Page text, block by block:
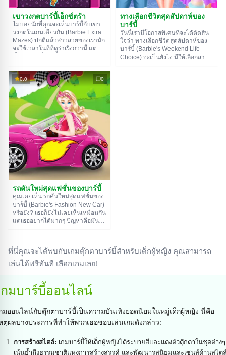
เขาวงกตบาร์บี้เอ็กซ์ตร้า
ไม่บ่อยนักที่คุณจะเห็นบาร์บี้กับเขา
วงกตในเกมเดียวกัน (Barbie Extra
Mazes) ปกติแล้วสาวสวยของเรามัก
จะใช้เวลาในที่ที่ดูร่าเริงกว่านี้ แต่วัน
สาวๆ ผ่านทางเดินสีสันสดใส เก็บ
ตุ๊กตาสัตว์น่ารักๆ ระหว่างทาง และ
พุ่งเข้าสู่พอร์ทัลหลากสี ใช้ปุ่มลูกศร
เพื่อเคลื่อนที่นะ ขอให้โชคดี!
ทางเลือกชีวิตสุดสัปดาห์ของ
บาร์บี้
วันนี้เรามีโอกาสพิเศษที่จะได้ตัดสิน
ใจว่า ทางเลือกชีวิตสุดสัปดาห์ของ
บาร์บี้ (Barbie's Weekend Life
Choice) จะเป็นยังไง มีให้เลือกสาม
0.0 0
รถคันใหม่สุดแฟชั่นของบาร์บี้
คุณเคยเห็น รถคันใหม่สุดแฟชั่นของ
บาร์บี้ (Barbie's Fashion New Car)
หรือยัง? เธอก็ยังไม่เคยเห็นเหมือนกัน
แต่เธออยากได้มากๆ ปัญหาคือมัน
นั่งหลังพวงมาลัยรถคันที่คุณมีอยู่
คาดเข็มขัดนิรภัย แล้วเหยียบคันเร่ง
ให้มิดก่อนจะมีคนอื่นตัดหน้าซื้อไป
ที่นี่คุณจะได้พบกับเกมตุ๊กตาบาร์บี้สำหรับเด็กผู้หญิง คุณสามารถ
เล่นได้ฟรีทันที เลือกเกมเลย!
กมบาร์บี้ออนไลน์
มออนไลน์กับตุ๊กตาบาร์บี้เป็นความบันเทิงยอดนิยมในหมู่เด็กผู้หญิง นี่คือ
ตุผลบางประการที่ทำให้พวกเธอชอบเล่นเกมดังกล่าว:
การสร้างสไตล์: เกมบาร์บี้ให้เด็กผู้หญิงได้ระบายสีและแต่งตัวตุ๊กตาในชุดต่างๆ
เน้นย้ำถึงธรรมชาติแห่งการสร้างสรรค์ และพัฒนารสนิยมและเซนส์ด้านสไต